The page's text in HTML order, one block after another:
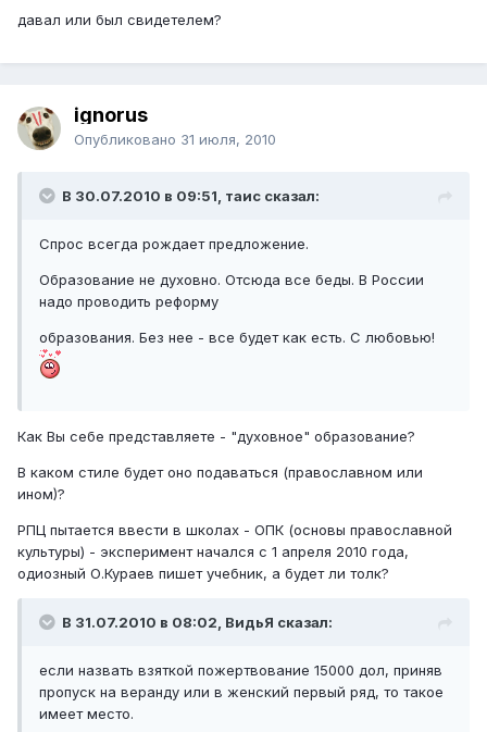
давал или был свидетелем?
ignorus
Опубликовано 31 июля, 2010
В 30.07.2010 в 09:51, таис сказал:
Спрос всегда рождает предложение.
Образование не духовно. Отсюда все беды. В России
надо проводить реформу
образования. Без нее - все будет как есть. С любовью!
Как Вы себе представляете - "духовное" образование?
В каком стиле будет оно подаваться (православном или
ином)?
РПЦ пытается ввести в школах - ОПК (основы православной
культуры) - эксперимент начался с 1 апреля 2010 года,
одиозный О.Кураев пишет учебник, а будет ли толк?
В 31.07.2010 в 08:02, ВидьЯ сказал:
если назвать взяткой пожертвование 15000 дол, приняв
пропуск на веранду или в женский первый ряд, то такое
имеет место.